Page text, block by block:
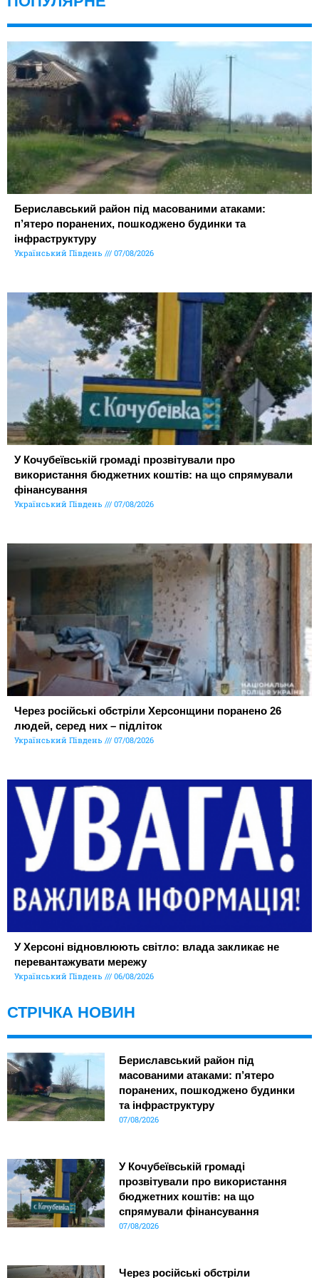
Бериславський район під масованими атаками:
п’ятеро поранених, пошкоджено будинки та
інфраструктуру
Український Південь 07/08/2026
У Кочубеївській громаді прозвітували про
використання бюджетних коштів: на що спрямували
фінансування
Український Південь 07/08/2026
Через російські обстріли Херсонщини поранено 26
людей, серед них – підліток
Український Південь 07/08/2026
У Херсоні відновлюють світло: влада закликає не
перевантажувати мережу
Український Південь 06/08/2026
СТРІЧКА НОВИН
Бериславський район під
масованими атаками: п’ятеро
поранених, пошкоджено будинки
та інфраструктуру
07/08/2026
У Кочубеївській громаді
прозвітували про використання
бюджетних коштів: на що
спрямували фінансування
07/08/2026
Через російські обстріли